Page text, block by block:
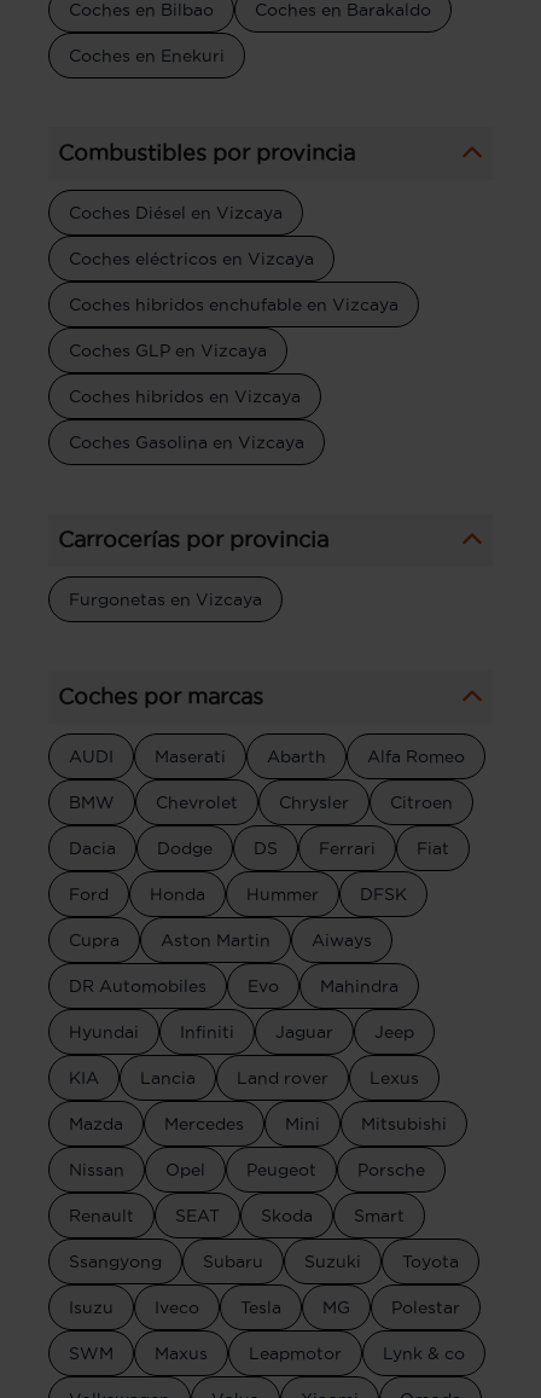
Coches en Bilbao Coches en Barakaldo
Coches en Enekuri
Combustibles por provincia
Coches Diésel en Vizcaya
Coches eléctricos en Vizcaya
Coches hibridos enchufable en Vizcaya
Coches GLP en Vizcaya
Coches hibridos en Vizcaya
Coches Gasolina en Vizcaya
Carrocerías por provincia
Furgonetas en Vizcaya
Coches por marcas
AUDI Maserati Abarth Alfa Romeo
BMW Chevrolet Chrysler Citroen
Dacia Dodge DS Ferrari Fiat
Ford Honda Hummer DFSK
Cupra Aston Martin Aiways
DR Automobiles Evo Mahindra
Hyundai Infiniti Jaguar Jeep
KIA Lancia Land rover Lexus
Mazda Mercedes Mini Mitsubishi
Nissan Opel Peugeot Porsche
Renault SEAT Skoda Smart
Ssangyong Subaru Suzuki Toyota
Isuzu Iveco Tesla MG Polestar
SWM Maxus Leapmotor Lynk & co